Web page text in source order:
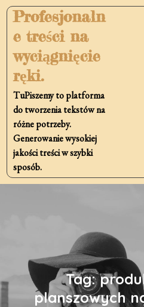
Skip
content
Profesjonaln
e treści na
wyciągnięcie
ręki.
TuPiszemy to platforma
do tworzenia tekstów na
różne potrzeby.
Generowanie wysokiej
jakości treści w szybki
sposób.
Tag:
planszowych